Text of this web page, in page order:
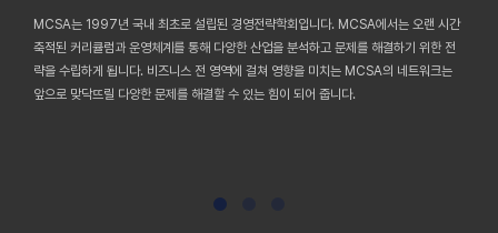
MCSA는 1997년 국내 최초로 설립된 경영전략학회입니다. MCSA에서는 오랜 시간
축적된 커리큘럼과 운영체계를 통해 다양한 산업을 분석하고 문제를 해결하기 위한 전
략을 수립하게 됩니다. 비즈니스 전 영역에 걸쳐 영향을 미치는 MCSA의 네트워크는
앞으로 맞닥뜨릴 다양한 문제를 해결할 수 있는 힘이 되어 줍니다.